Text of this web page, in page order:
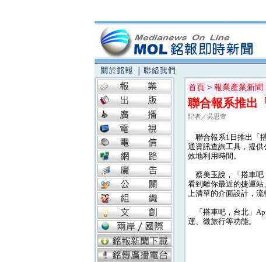
首頁 > 報業產業新聞
聯合報系推出
記者／吳思萱
聯合報系1日推出「
通資訊查詢工具，提
效地利用時間。
蔡美玉說，「搭車吧
看到離你最近的捷運
上清單的介面設計，流
「搭車吧，台北」
運、微旅行等功能。